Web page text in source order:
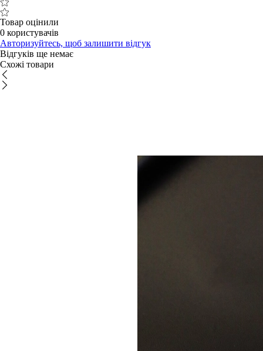
Товар оцінили
0 користувачів
Авторизуйтесь, щоб залишити відгук
Відгуків ще немає
Схожі товари